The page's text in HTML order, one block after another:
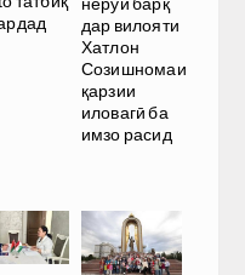
дар вилояти
Хатлон
Созишномаи
қарзии
иловагӣ ба
имзо расид